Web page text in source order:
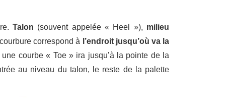
Talon (souvent appelée « Heel »), milieu
correspond à
l’endroit jusqu’où va la
courbe « Toe » ira jusqu’à la pointe de la
au niveau du talon, le reste de la palette